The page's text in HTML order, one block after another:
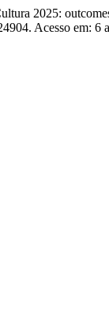
2025:
Acesso em: 6